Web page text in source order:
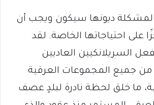
لمشكلة ديونها سيكون ويجب أن
على احتياجاتها الخاصة. لقد
السريلانكيين العاديين
جميع المجموعات العرقية
ما خلق لحظة نادرة لبلدٍ عصف